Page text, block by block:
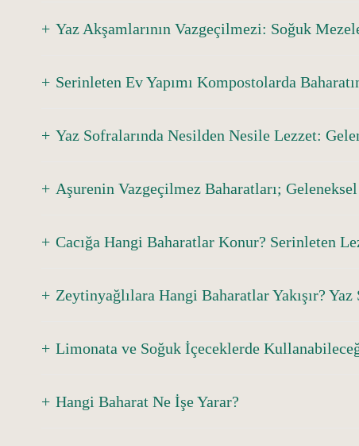
Yaz Akşamlarının Vazgeçilmezi: Soğuk
Serinleten Ev Yapımı Kompostolarda
Yaz Sofralarında Nesilden Nesile Lezzet:
Aşurenin Vazgeçilmez Baharatları;
Cacığa Hangi Baharatlar Konur? Serinleten
Zeytinyağlılara Hangi Baharatlar Yakışır?
Limonata ve Soğuk İçeceklerde
Hangi Baharat Ne İşe Yarar?